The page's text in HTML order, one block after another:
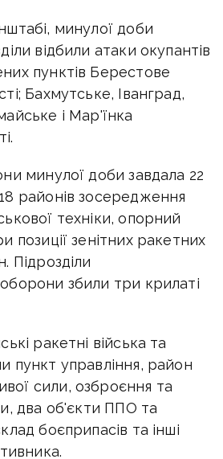
минулої доби
відбили атаки окупантів
пунктів Берестове
Бахмутське, Іванград,
і Мар'їнка
минулої доби завдала 22
районів зосередження
техніки, опорний
позиції зенітних ракетних
Підрозділи
збили три крилаті
ракетні війська та
пункт управління, район
сили, озброєння та
два об'єкти ППО та
боєприпасів та інші